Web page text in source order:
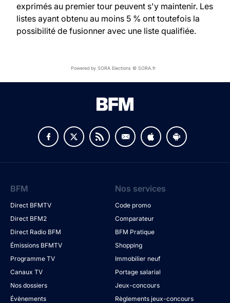
exprimés au premier tour peuvent s'y maintenir. Les
listes ayant obtenu au moins 5 % ont toutefois la
possibilité de fusionner avec une liste qualifiée.
Powered by SORA Elections © SORA.fr
BFM
Direct BFMTV
Direct BFM2
Direct Radio BFM
Émissions BFMTV
Programme TV
Canaux TV
Nos dossiers
Évènements
Nos services
Code promo
Comparateur
BFM Pratique
Shopping
Immobilier neuf
Portage salarial
Jeux-concours
Règlements jeux-concours